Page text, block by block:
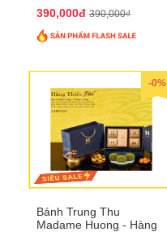
390,000đ 390,000₫
-0%
Bánh Trung Thu
Madame Huong - Hàng